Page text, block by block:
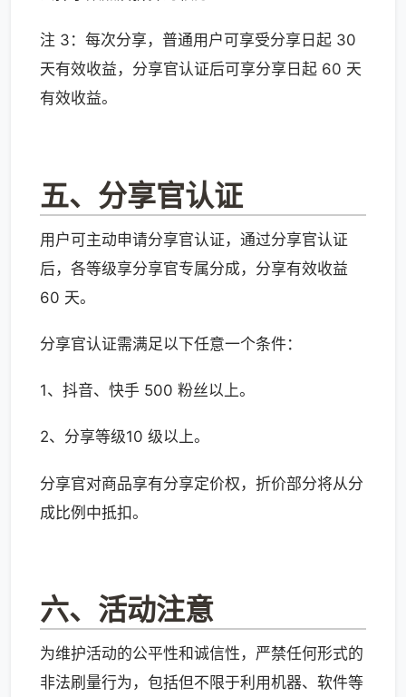
注 3：每次分享，普通用户可享受分享日起 30
天有效收益，分享官认证后可享分享日起 60 天
有效收益。
五、分享官认证
用户可主动申请分享官认证，通过分享官认证
后，各等级享分享官专属分成，分享有效收益
60 天。
分享官认证需满足以下任意一个条件：
1、抖音、快手 500 粉丝以上。
2、分享等级10 级以上。
分享官对商品享有分享定价权，折价部分将从分
成比例中抵扣。
六、活动注意
为维护活动的公平性和诚信性，严禁任何形式的
非法刷量行为，包括但不限于利用机器、软件等